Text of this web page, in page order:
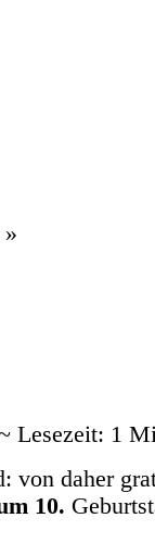
»
Lesezeit: 1
von daher
10.